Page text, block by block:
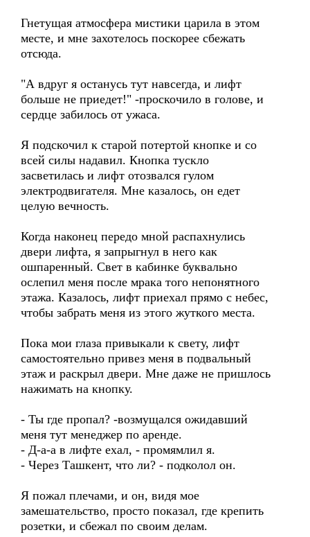
Гнетущая атмосфера мистики царила в этом
месте, и мне захотелось поскорее сбежать
отсюда.
"А вдруг я останусь тут навсегда, и лифт
больше не приедет!" -проскочило в голове, и
сердце забилось от ужаса.
Я подскочил к старой потертой кнопке и со
всей силы надавил. Кнопка тускло
засветилась и лифт отозвался гулом
электродвигателя. Мне казалось, он едет
целую вечность.
Когда наконец передо мной распахнулись
двери лифта, я запрыгнул в него как
ошпаренный. Свет в кабинке буквально
ослепил меня после мрака того непонятного
этажа. Казалось, лифт приехал прямо с небес,
чтобы забрать меня из этого жуткого места.
Пока мои глаза привыкали к свету, лифт
самостоятельно привез меня в подвальный
этаж и раскрыл двери. Мне даже не пришлось
нажимать на кнопку.
- Ты где пропал? -возмущался ожидавший
меня тут менеджер по аренде.
- Д-а-а в лифте ехал, - промямлил я.
- Через Ташкент, что ли? - подколол он.
Я пожал плечами, и он, видя мое
замешательство, просто показал, где крепить
розетки, и сбежал по своим делам.